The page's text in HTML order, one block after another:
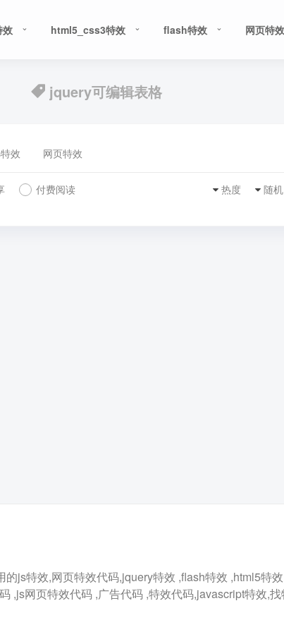
效 html5_css3特效 flash特效 网页特效
jquery可编辑表格
效 网页特效
付费阅读
随机
热度
js特效,网页特效代码,jquery特效 ,flash特效 ,html5特
,js网页特效代码 ,广告代码 ,特效代码,javascript特效,找